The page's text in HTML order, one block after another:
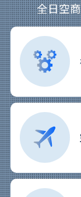
全日空